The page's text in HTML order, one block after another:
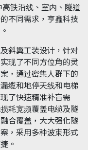
铁沿线、室内、隧道
不同需求，亨鑫科技
斜翼工装设计，针对
现了不同方位角的灵
，通过密集人群下的
缆和地停天线和电梯
了快速精准补盲需
耗宽频覆盖电缆及隧
合覆盖，大大强化隧
，采用多种波束形式
。